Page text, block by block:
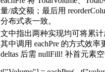
量/成交额；最后用
分布式表一致。
文中指出两种实现均可将累
其中调用 eachPre 的方式效率
deltas 后需 nullFill! 补首元素